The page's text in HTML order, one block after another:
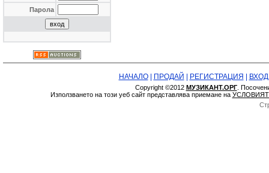
Парола
НАЧАЛО| ПРОДАЙ РЕГИСТРАЦИЯ ВХОД
Copyright ©2012 МУЗИКАНТ.ОРГ.
Използването на този уеб сайт представлява приемане на